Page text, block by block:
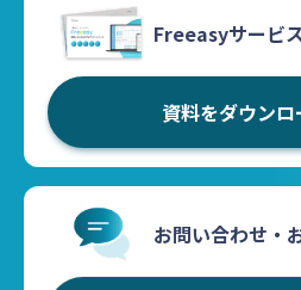
Freeasyサービ
資料をダウンロ
お問い合わせ・